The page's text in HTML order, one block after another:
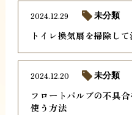
トイレ換気扇を掃除し
2024.12.29 未分類
フロートバルブの不具
使う方法
2024.12.20 未分類